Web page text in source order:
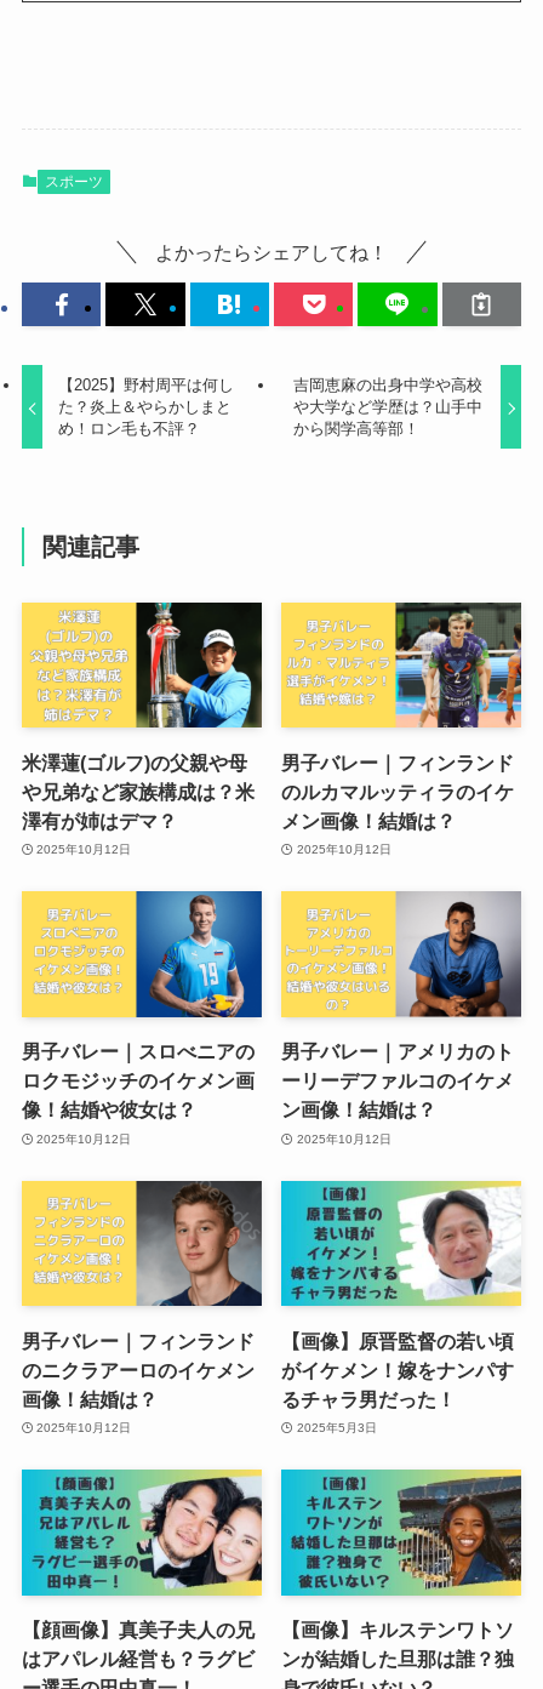
スポーツ
よかったらシェアしてね！
【2025】野村周平は何し
た？炎上＆やらかしまと
め！ロン毛も不評？
吉岡恵麻の出身中学や高校
や大学など学歴は？山手中
から関学高等部！
関連記事
米澤蓮(ゴルフ)の父親や母
や兄弟など家族構成は？米
澤有が姉はデマ？
2025年10月12日
男子バレー｜フィンランド
のルカマルッティラのイケ
メン画像！結婚は？
2025年10月12日
男子バレー｜スロべニアの
ロクモジッチのイケメン画
像！結婚や彼女は？
2025年10月12日
男子バレー｜アメリカのト
ーリーデファルコのイケメ
ン画像！結婚は？
2025年10月12日
男子バレー｜フィンランド
のニクラアーロのイケメン
画像！結婚は？
2025年10月12日
【画像】原晋監督の若い頃
がイケメン！嫁をナンパす
るチャラ男だった！
2025年5月3日
【顔画像】真美子夫人の兄
はアパレル経営も？ラグビ
【画像】キルステンワトソ
ンが結婚した旦那は誰？独